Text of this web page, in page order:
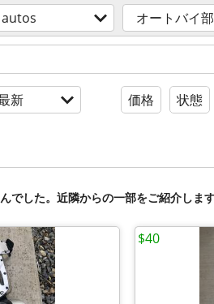
autos オートバイ
新 価格 状態
でした。近隣からの一部をご紹介します
$40